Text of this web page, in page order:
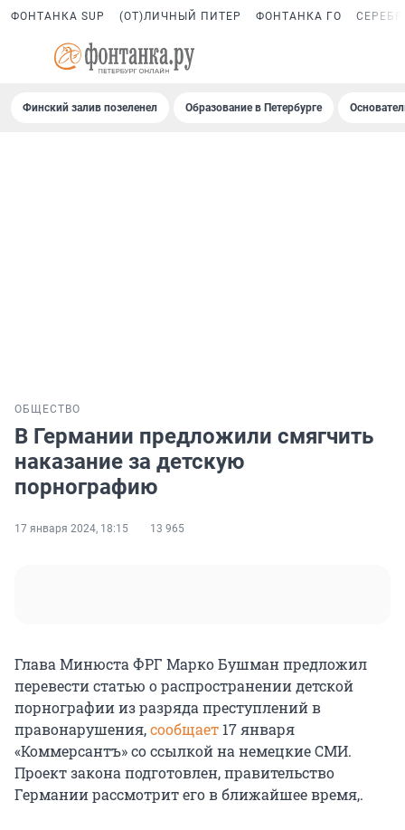
ФОНТАНКА SUP (ОТ)ЛИЧНЫЙ ПИТЕР ФОНТАНКА ГО
Финский залив позеленел Образование в Петербурге
ОБЩЕСТВО
В Германии предложили смягчить
наказание за детскую
порнографию
17 января 2024, 18:15 13 965
Глава Минюста ФРГ Марко Бушман предложил
перевести статью о распространении детской
порнографии из разряда преступлений в
правонарушения,сообщает 17 января
«Коммерсантъ» со ссылкой на немецкие СМИ.
Проект закона подготовлен, правительство
Германии рассмотрит его в ближайшее время,.